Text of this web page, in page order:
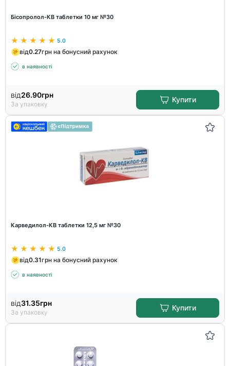
Бісопролол-КВ таблетки 10 мг №30
5.0
від0.27грн на бонусний рахунок
в наявності
від26.90грн
За упаковку
Купити
Карведилол-КВ таблетки 12,5 мг №30
5.0
від0.31грн на бонусний рахунок
в наявності
від31.35грн
За упаковку
Купити